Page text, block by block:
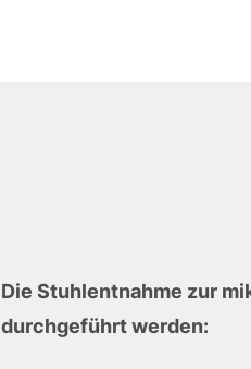
Die Stuhlentnahme zur
durchgeführt werden: